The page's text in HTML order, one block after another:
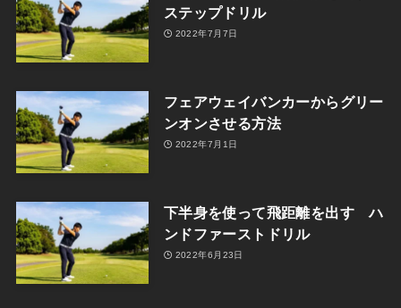
ステップドリル
2022年7月7日
フェアウェイバンカーからグリー
ンオンさせる方法
2022年7月1日
下半身を使って飛距離を出す ハ
ンドファーストドリル
2022年6月23日